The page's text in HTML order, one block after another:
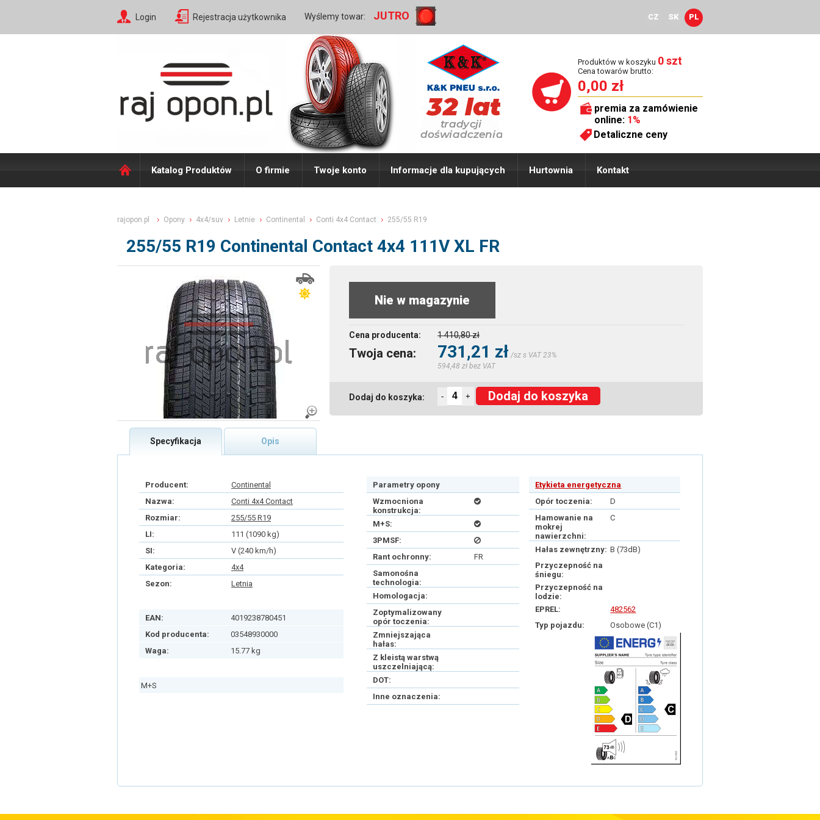
Login Rejestracja użytkownika Wyślemy towar: JUTRO CZ SK PL
Produktów w koszyku 0 szt
Cena towarów brutto:
0,00 zł
premia za zamówienie
online: 1%
Detaliczne ceny
Katalog Produktów O firmie Twoje konto Informacje dla kupujących Hurtownia Kontakt
rajopon.pl Opony 4x4/suv Letnie Continental Conti 4x4 Contact 255/55 R19
255/55 R19 Continental Contact 4x4 111V XL FR
Nie w magazynie
Cena producenta: 1 410,80 zł
Twoja cena: 731,21 zł /sz s VAT 23%
594,48 zł bez VAT
Dodaj do koszyka: - + Dodaj do koszyka
Specyfikacja Opis
Producent:
Continental
Nazwa:
Conti 4x4 Contact
Rozmiar:
255/55 R19
LI:
111 (1090 kg)
SI:
V (240 km/h)
Kategoria:
4x4
Sezon:
Letnia
EAN:
4019238780451
Kod producenta:
03548930000
Waga:
15.77 kg
M+S
Parametry opony
Wzmocniona
konstrukcja:
M+S:
3PMSF:
Rant ochronny:
FR
Samonośna
technologia:
Homologacja:
Zoptymalizowany
opór toczenia:
Zmniejszająca
hałas:
Z kleistą warstwą
uszczelniającą:
DOT:
Inne oznaczenia:
Etykieta energetyczna
Opór toczenia:
D
Hamowanie na
mokrej
nawierzchni:
C
Hałas zewnętrzny: B (73dB)
Przyczepność na
śniegu:
Przyczepność na
lodzie:
EPREL:
482562
Typ pojazdu:
Osobowe (C1)